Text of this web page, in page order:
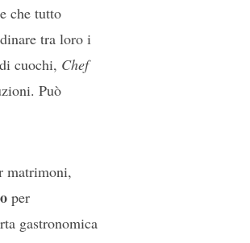
che tutto
tra loro i
cuochi, Chef
Può
matrimoni,
per
gastronomica